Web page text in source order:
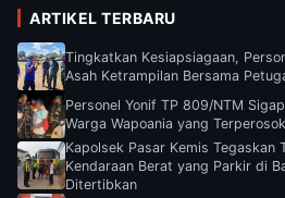
ARTIKEL TERBARU
Tingkatkan Kesiapsiagaan,
Asah Ketrampilan Bersama
Personel Yonif TP 809/NTM
Warga Wapoania yang
Kapolsek Pasar Kemis Tegaskan
Kendaraan Berat yang Parkir di
Ditertibkan